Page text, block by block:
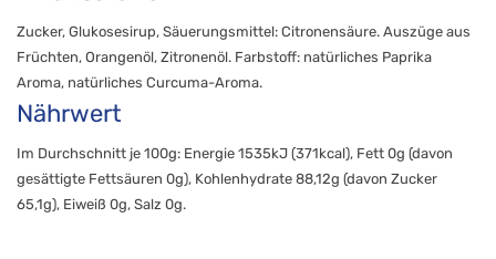
Zucker, Glukosesirup, Säuerungsmittel: Citronensäure. Auszüge aus
Früchten, Orangenöl, Zitronenöl. Farbstoff: natürliches Paprika
Aroma, natürliches Curcuma-Aroma.
Nährwert
Im Durchschnitt je 100g: Energie 1535kJ (371kcal), Fett 0g (davon
gesättigte Fettsäuren 0g), Kohlenhydrate 88,12g (davon Zucker
65,1g), Eiweiß 0g, Salz 0g.